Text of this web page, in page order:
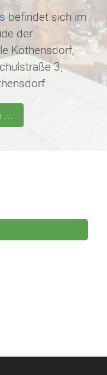
befindet sich im
der
Köthensdorf,
3,
...